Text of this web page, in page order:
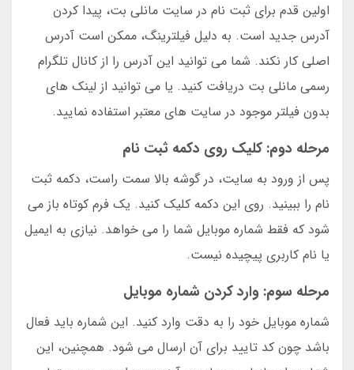
اولین قدم برای ثبت نام در سایت مانلی بت، پیدا کردن
آدرس جدید است. به دلیل فیلترینگ، ممکن است آدرس
اصلی کار نکند. شما می توانید این آدرس را از کانال تلگرام
رسمی مانلی بت دریافت کنید. یا می توانید از لینک های
بدون فیلتر موجود در سایت های معتبر استفاده نمایید.
مرحله دوم: کلیک روی دکمه ثبت نام
پس از ورود به سایت، در گوشه بالا سمت راست، دکمه ثبت
نام را ببینید. روی این دکمه کلیک کنید. یک فرم کوتاه باز می
شود که فقط شماره موبایل شما را می خواهد. نیازی به ایمیل
یا نام کاربری پیچیده نیست.
مرحله سوم: وارد کردن شماره موبایل
شماره موبایل خود را به دقت وارد کنید. این شماره باید فعال
باشد چون کد تایید برای آن ارسال می شود. همچنین، این